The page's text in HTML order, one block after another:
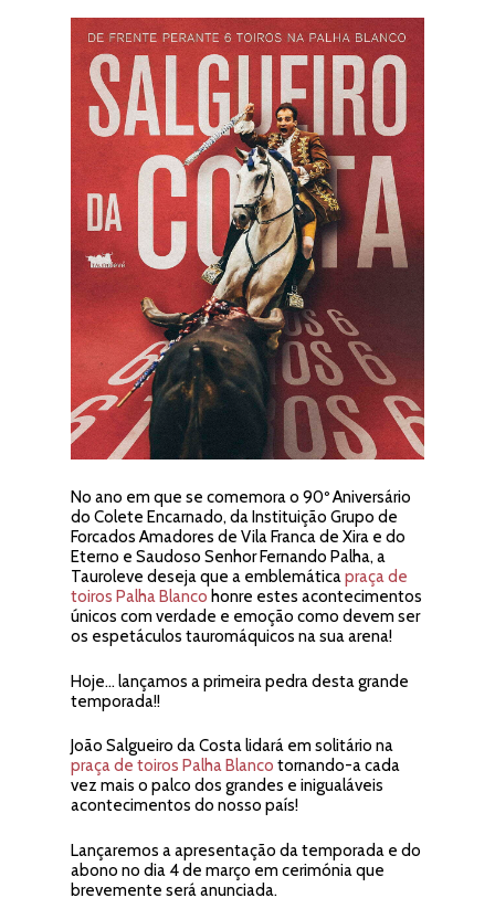
No ano em que se comemora o 90º Aniversário
do Colete Encarnado, da Instituição Grupo de
Forcados Amadores de Vila Franca de Xira e do
Eterno e Saudoso Senhor Fernando Palha, a
Tauroleve deseja que a emblemáticapraça de
toiros Palha Blanco honre estes acontecimentos
únicos com verdade e emoção como devem ser
os espetáculos tauromáquicos na sua arena!
Hoje… lançamos a primeira pedra desta grande
temporada!!
João Salgueiro da Costa lidará em solitário na
praça de toiros Palha Blanco tornando-a cada
vez mais o palco dos grandes e inigualáveis
acontecimentos do nosso país!
Lançaremos a apresentação da temporada e do
abono no dia 4 de março em cerimónia que
brevemente será anunciada.